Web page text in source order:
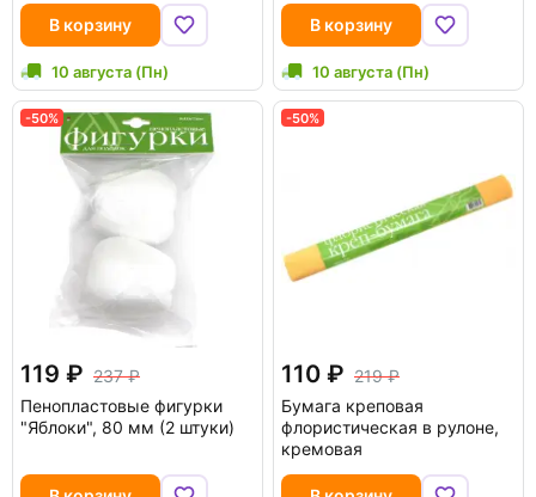
В корзину
10 августа (Пн)
В корзину
10 августа (Пн)
-50%
119
237
Пенопластовые фигурки
"Яблоки", 80 мм (2 штуки)
-50%
110
219
Бумага креповая
флористическая в рулоне,
кремовая